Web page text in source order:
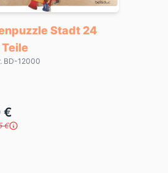
Stadt 24
BD-12000
€
€